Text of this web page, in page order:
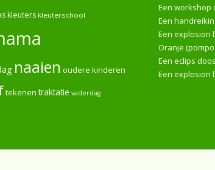
kleuters kleuterschool
naaien oudere kinderen
tekenen traktatie vaderdag
Een workshop
Een
Een explosion
Oranje
Een eclips
Een explosion